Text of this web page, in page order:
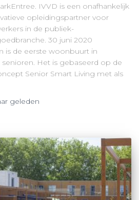
IVVD is een onafhankelijk
opleidingspartner voor
in de publiek-
30 juni 2020
is de eerste woonbuurt in
Het is gebaseerd op de
Senior Smart Living met als
geleden